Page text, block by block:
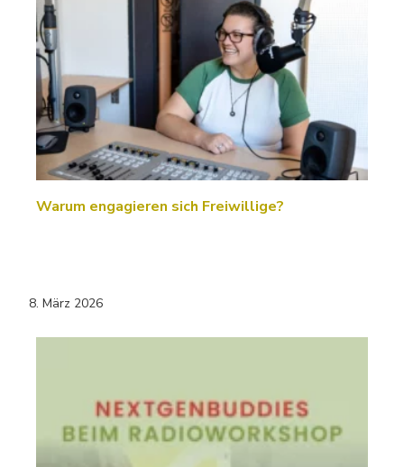
Warum engagieren sich Freiwillige?
8. März 2026